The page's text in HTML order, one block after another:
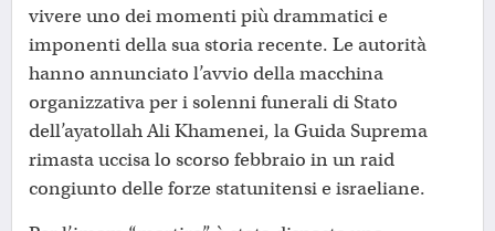
vivere uno dei momenti più drammatici e
imponenti della sua storia recente. Le autorità
hanno annunciato l’avvio della macchina
organizzativa per i solenni funerali di Stato
dell’ayatollah Ali Khamenei, la Guida Suprema
rimasta uccisa lo scorso febbraio in un raid
congiunto delle forze statunitensi e israeliane.